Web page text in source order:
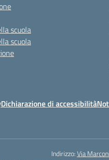
scuola
scuola
Dichiarazione di accessibilità
Indirizzo:Via